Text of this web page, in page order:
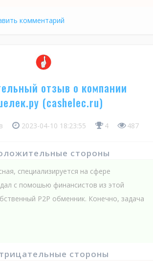
комментарий
отзыв о компании
(cashelec.ru)
2023-04-10 18:23:55 4 487
стороны
специализируется на сфере
с помошью финансистов из этой
P2P обменник. Конечно, задача
стороны